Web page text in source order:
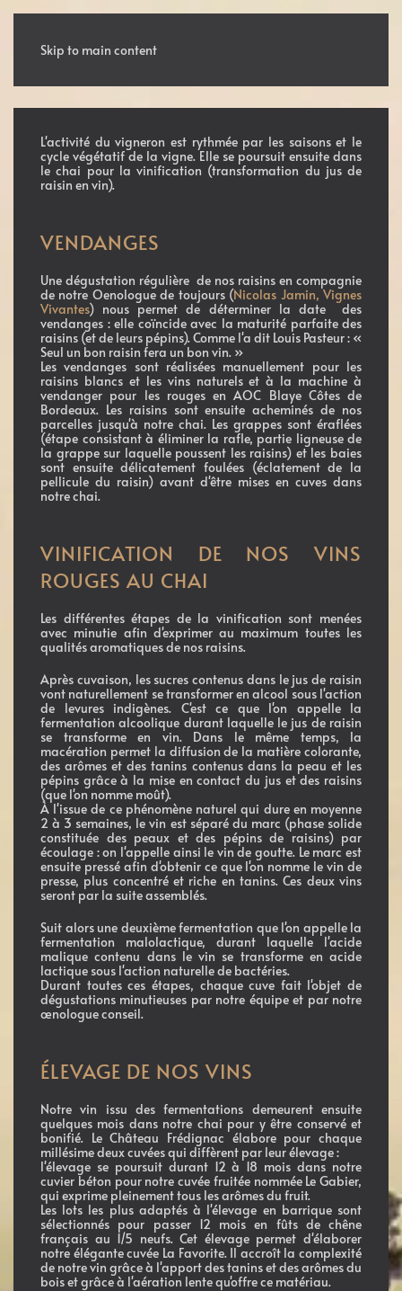
Skip to main content
L'activité du vigneron est rythmée par les saisons et le
cycle végétatif de la vigne. Elle se poursuit ensuite dans
le chai pour la vinification (transformation du jus de
raisin en vin).
VENDANGES
Une dégustation régulière de nos raisins en compagnie
de notre Oenologue de toujours (Nicolas Jamin, Vignes
Vivantes) nous permet de déterminer la date des
vendanges : elle coïncide avec la maturité parfaite des
raisins (et de leurs pépins). Comme l'a dit Louis Pasteur : «
Seul un bon raisin fera un bon vin. »
Les vendanges sont réalisées manuellement pour les
raisins blancs et les vins naturels et à la machine à
vendanger pour les rouges en AOC Blaye Côtes de
Bordeaux. Les raisins sont ensuite acheminés de nos
parcelles jusqu'à notre chai. Les grappes sont éraflées
(étape consistant à éliminer la rafle, partie ligneuse de
la grappe sur laquelle poussent les raisins) et les baies
sont ensuite délicatement foulées (éclatement de la
pellicule du raisin) avant d'être mises en cuves dans
notre chai.
VINIFICATION DE NOS VINS
ROUGES AU CHAI
Les différentes étapes de la vinification sont menées
avec minutie afin d'exprimer au maximum toutes les
qualités aromatiques de nos raisins.
Après cuvaison, les sucres contenus dans le jus de raisin
vont naturellement se transformer en alcool sous l'action
de levures indigènes. C'est ce que l'on appelle la
fermentation alcoolique durant laquelle le jus de raisin
se transforme en vin. Dans le même temps, la
macération permet la diffusion de la matière colorante,
des arômes et des tanins contenus dans la peau et les
pépins grâce à la mise en contact du jus et des raisins
(que l'on nomme moût).
À l'issue de ce phénomène naturel qui dure en moyenne
2 à 3 semaines, le vin est séparé du marc (phase solide
constituée des peaux et des pépins de raisins) par
écoulage : on l'appelle ainsi le vin de goutte. Le marc est
ensuite pressé afin d'obtenir ce que l'on nomme le vin de
presse, plus concentré et riche en tanins. Ces deux vins
seront par la suite assemblés.
Suit alors une deuxième fermentation que l'on appelle la
fermentation malolactique, durant laquelle l'acide
malique contenu dans le vin se transforme en acide
lactique sous l'action naturelle de bactéries.
Durant toutes ces étapes, chaque cuve fait l'objet de
dégustations minutieuses par notre équipe et par notre
œnologue conseil.
ÉLEVAGE DE NOS VINS
Notre vin issu des fermentations demeurent ensuite
quelques mois dans notre chai pour y être conservé et
bonifié. Le Château Frédignac élabore pour chaque
millésime deux cuvées qui diffèrent par leur élevage :
l'élevage se poursuit durant 12 à 18 mois dans notre
cuvier béton pour notre cuvée fruitée nommée Le Gabier,
qui exprime pleinement tous les arômes du fruit.
Les lots les plus adaptés à l'élevage en barrique sont
sélectionnés pour passer 12 mois en fûts de chêne
français au 1/5 neufs. Cet élevage permet d'élaborer
notre élégante cuvée La Favorite. Il accroît la complexité
de notre vin grâce à l'apport des tanins et des arômes du
bois et grâce à l'aération lente qu'offre ce matériau.